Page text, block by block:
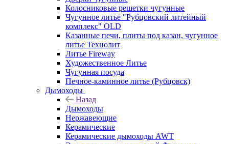
Колосниковые решетки чугунные
Чугунное литье "Рубцовский литейный
комплекс" OLD
Казанные печи, плиты под казан, чугунное
литье Технолит
Литье Fireway
Художественное Литье
Чугунная посуда
Печное-каминное литье (Рубцовск)
Дымоходы
Назад
Дымоходы
Нержавеющие
Керамические
Керамические дымоходы AWT